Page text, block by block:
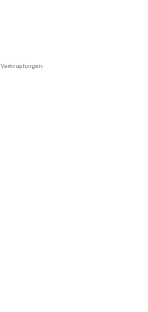
Verknüpfungen: